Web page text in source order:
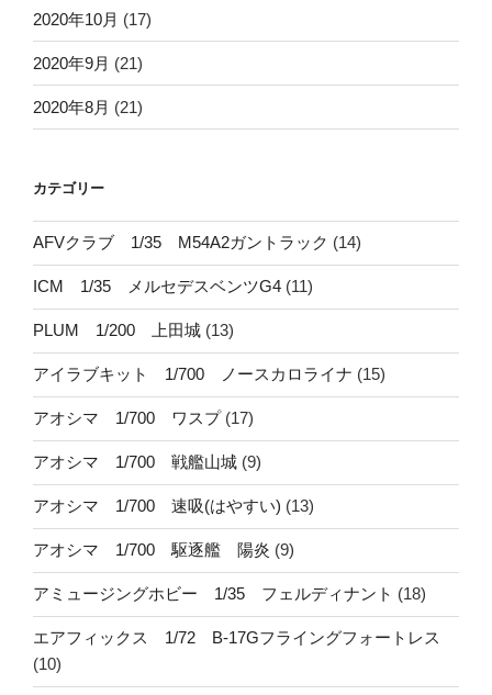
2020年10月 (17)
2020年9月 (21)
2020年8月 (21)
カテゴリー
AFVクラブ 1/35 M54A2ガントラック (14)
ICM 1/35 メルセデスベンツG4 (11)
PLUM 1/200 上田城 (13)
アイラブキット 1/700 ノースカロライナ (15)
アオシマ 1/700 ワスプ(17)
アオシマ 1/700 戦艦山城 (9)
アオシマ 1/700 速吸(はやすい) (13)
アオシマ 1/700 駆逐艦 陽炎 (9)
アミュージングホビー 1/35 フェルディナント (18)
エアフィックス 1/72 B-17Gフライングフォートレス
(10)